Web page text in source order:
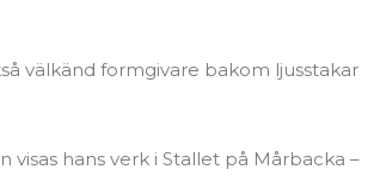
välkänd formgivare bakom ljusstakar
hans verk i Stallet på Mårbacka –